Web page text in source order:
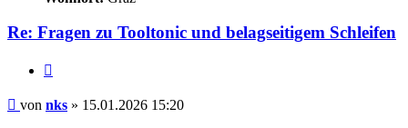
Re: Fragen zu Tooltonic und belagseitigem Schleifen
Beitrag
von nks » 15.01.2026 15:20